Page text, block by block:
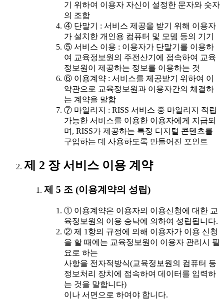
기 위하여 이용자 자신이 설정한 문자와 숫자
의 조합
④ 단말기 : 서비스 제공을 받기 위해 이용자
가 설치한 개인용 컴퓨터 및 모뎀 등의 기기
⑤ 서비스 이용 : 이용자가 단말기를 이용하
여 교육정보원의 주전산기에 접속하여 교육
정보원이 제공하는 정보를 이용하는 것
⑥ 이용계약 : 서비스를 제공받기 위하여 이
약관으로 교육정보원과 이용자간의 체결하
는 계약을 말함
⑦ 마일리지 : RISS 서비스 중 마일리지 적립
가능한 서비스를 이용한 이용자에게 지급되
며, RISS가 제공하는 특정 디지털 콘텐츠를
구입하는 데 사용하도록 만들어진 포인트
제 2 장 서비스 이용 계약
제 5 조 (이용계약의 성립)
① 이용계약은 이용자의 이용신청에 대한 교
육정보원의 이용 승낙에 의하여 성립됩니다.
② 제 1항의 규정에 의해 이용자가 이용 신청
을 할 때에는 교육정보원이 이용자 관리시 필
요로 하는
사항을 전자적방식(교육정보원의 컴퓨터 등
정보처리 장치에 접속하여 데이터를 입력하
는 것을 말합니다)
이나 서면으로 하여야 합니다.